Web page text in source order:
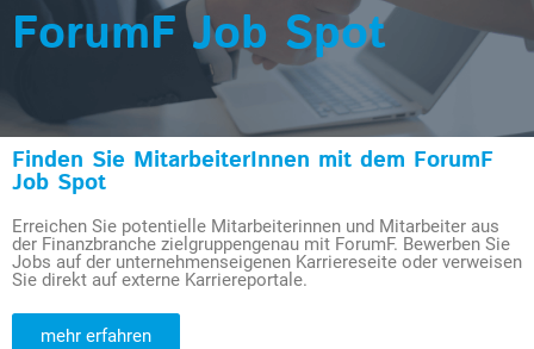
ForumF Job Spot
Finden Sie MitarbeiterInnen mit dem ForumF
Job Spot
Erreichen Sie potentielle Mitarbeiterinnen und Mitarbeiter aus
der Finanzbranche zielgruppengenau mit ForumF. Bewerben Sie
Jobs auf der unternehmenseigenen Karriereseite oder verweisen
Sie direkt auf externe Karriereportale.
mehr erfahren